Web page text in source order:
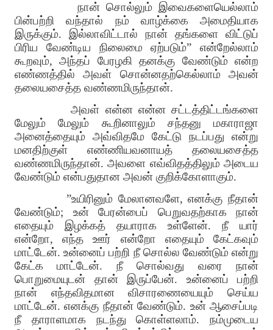
நான் சொல்லும் இவைகளையெல்லாம்
பின்பற்றி வந்தால் நம் வாழ்க்கை அமைதியாக
இருக்கும். இல்லாவிட்டால் நான் தங்களை விட்டுப்
பிரிய வேண்டிய நிலைமை ஏற்படும்” என்றேல்லாம்
கூறவும்,அந்தப் பேரழகி தனக்கு வேண்டும் என்ற
எண்ணத்தில் அவள் சொன்னதற்கெல்லாம் அவன்
தலையசைத்த வண்ணமிருந்தான்.
அவள் என்ன என்ன சட்டத்திட்டங்களை
மேலும் மேலும் கூறினாலும் சந்தனு மகாராஜா
அனைத்தையும் அவ்விதமே கேட்டு நடப்பது என்று
மனதிற்குள் எண்ணியவனாயத் தலையசைத்த
வண்ணமிருந்தான்.அவளை எவ்விதத்திலும் அடைய
வேண்டும் என்பதுதான அவன் குறிக்கோளாகும்.
”உயிரினும் மேலானவளே,எனக்கு நீதான்
வேண்டும்; உன் பேரன்பைப் பெறுவதற்காக நான்
எதையும் இழக்கத் தயாராக உள்ளேன். நீ யார்
என்றோ,எந்த ஊர் என்றோ எதையும் கேட்கவும்
மாட்டேன்.உன்னைப் பற்றி நீ சொல்ல வேண்டும் என்று
கேட்க மாட்டேன். நீ சொல்வது வரை நான்
பொறுமையுடன் தான் இருப்பேன். உன்னைப் பற்றி
நான் எந்தவிதமான விசாரணையையும் செய்ய
மாட்டேன்.எனக்கு நீதான் வேண்டும். உன் ஆசைப்படி
நீ தாராளமாக நடந்து கொள்ளலாம். நம்முடைய